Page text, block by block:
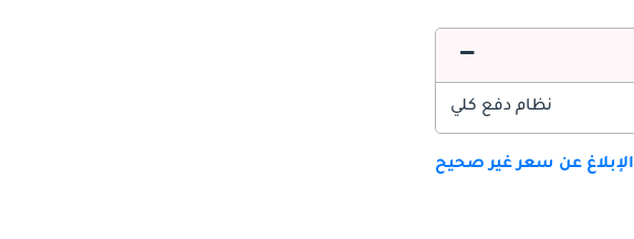
نظام دفع كلي
الإبلاغ عن سعر غير صحيح